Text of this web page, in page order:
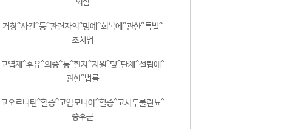
외함
거창^사건^등^관련자의^명예^회복에^관한^특별^
조치법
고엽제^후유^의증^등^환자^지원^및^단체^설립에^
관한^법률
고오르니틴^혈증^고암모니아^혈증^고시투룰린뇨^
증후군